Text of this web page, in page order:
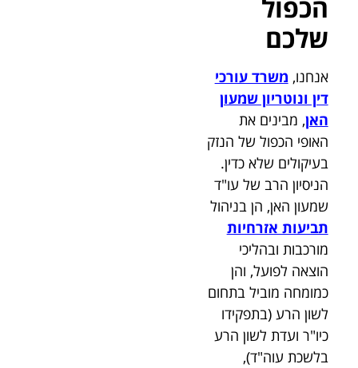
הכפול
שלכם
אנחנו, משרד עורכי
דין ונוטריון שמעון
האן, מבינים את
האופי הכפול של הנזק
בעיקולים שלא כדין.
הניסיון הרב של עו"ד
שמעון האן, הן בניהול
תביעות אזרחיות
מורכבות ובהליכי
הוצאה לפועל, והן
כמומחה מוביל בתחום
לשון הרע (בתפקידו
כיו"ר ועדת לשון הרע
בלשכת עוה"ד),